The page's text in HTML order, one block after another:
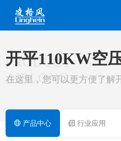
PRODUCT
AIRLONG
开平110KW空
在这里，您可以更方便了解
产品中心 行业应用